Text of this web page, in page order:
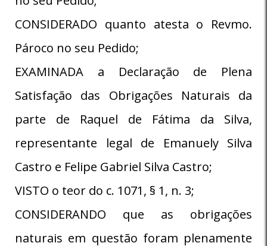
CONSIDERADO quanto atesta o Revmo.
Pároco no seu Pedido;
EXAMINADA a Declaração de Plena
Satisfação das Obrigações Naturais da
parte de Raquel de Fátima da Silva,
representante legal de Emanuely Silva
Castro e Felipe Gabriel Silva Castro;
VISTO o teor do c. 1071, § 1, n. 3;
CONSIDERANDO que as obrigações
naturais em questão foram plenamente